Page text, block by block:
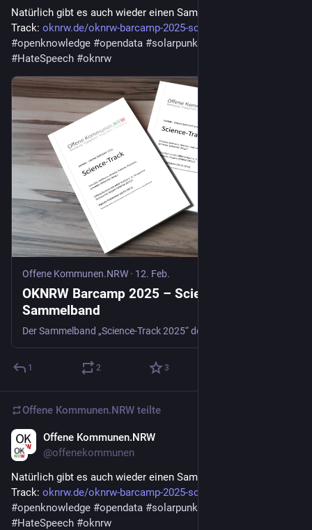
Natürlich gibt es auch wieder einen Sammelband vom Science
Track: oknrw.de/oknrw-barcamp-2025-sc
#openknowledge #opendata #solarpunk
#HateSpeech #oknrw
Offene Kommunen.NRW · 12. Feb.
OKNRW Barcamp 2025 – Science Track-
Sammelband
1 2 3
Offene Kommunen.NRW teilte
Offene Kommunen.NRW
@offenekommunen
Natürlich gibt es auch wieder einen Sammelband vom Science
Track: oknrw.de/oknrw-barcamp-2025-sc
#openknowledge #opendata #solarpunk
#HateSpeech #oknrw